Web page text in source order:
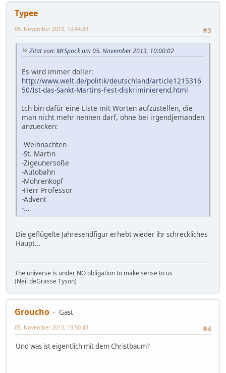
Typee
#3
05. November 2013, 10:44:39
Zitat von: MrSpock am 05. November 2013, 10:00:02
Es wird immer doller:
http://www.welt.de/politik/deutschland/article1215316
50/Ist-das-Sankt-Martins-Fest-diskriminierend.html
Ich bin dafür eine Liste mit Worten aufzustellen, die
man nicht mehr nennen darf, ohne bei irgendjemanden
anzuecken:
-Weihnachten
-St. Martin
-Zigeunersoße
-Autobahn
-Mohrenkopf
-Herr Professor
-Advent
-...
Die geflügelte Jahresendfigur erhebt wieder ihr schreckliches
Haupt...
The universe is under NO obligation to make sense to us
(Neil deGrasse Tyson)
Groucho
Gast
#4
05. November 2013, 10:50:43
Und was ist eigentlich mit dem Christbaum?